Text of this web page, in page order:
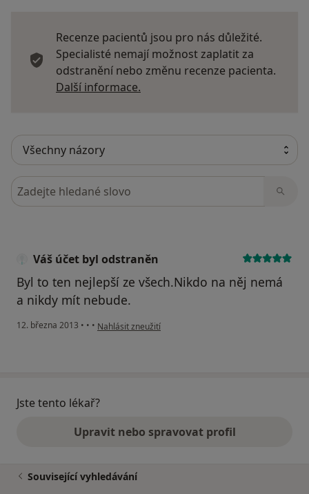
Recenze pacientů jsou pro nás důležité.
Specialisté nemají možnost zaplatit za
odstranění nebo změnu recenze pacienta.
Další informace.
Hledejte v názorech
Váš účet byl odstraněn
Byl to ten nejlepší ze všech.Nikdo na něj nemá
a nikdy mít nebude.
12. března 2013 • • • podle názoru uživatele Váš účet byl odstraněn
Nahlásit zneužití
Jste tento lékař?
Upravit nebo spravovat profil
Související vyhledávání